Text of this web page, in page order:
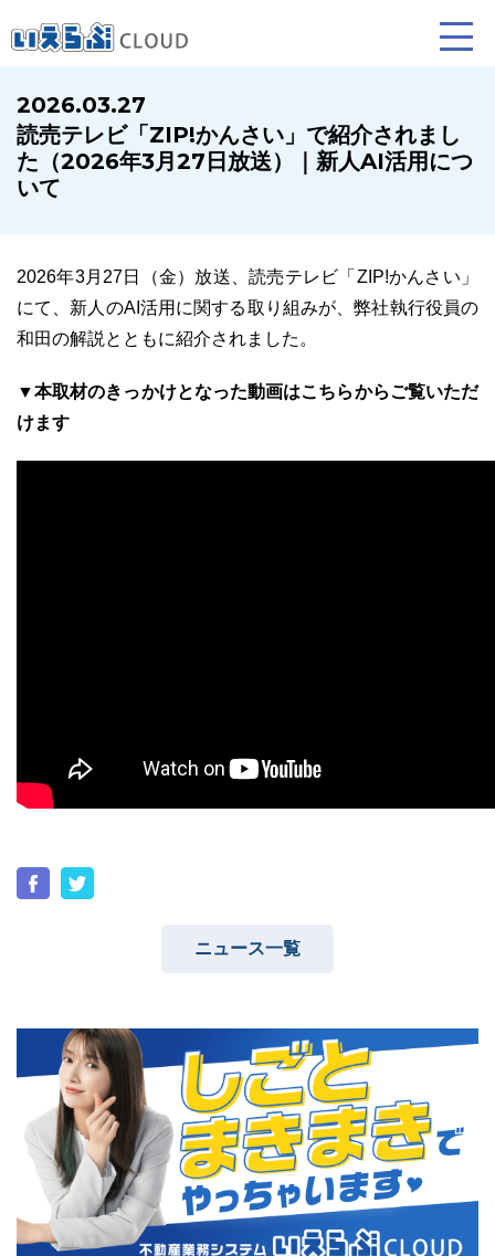
賃貸仲介
業務向け機能
売買仲介
ホームページ制作について プラン紹介･
03-6689-1791
2026.03.27
読売テレビ「ZIP!かんさい」で紹介されまし
た（2026年3月27日放送）｜新人AI活用につ
いて
2026年3月27日（金）放送、読売テレビ「ZIP!かんさい」
にて、新人のAI活用に関する取り組みが、弊社執行役員の
和田の解説とともに紹介されました。
▼本取材のきっかけとなった動画はこちらからご覧いただ
けます
ニュース一覧